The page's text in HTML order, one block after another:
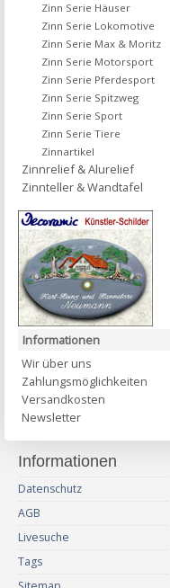
Zinn Serie Häuser
Zinn Serie Lokomotive
Zinn Serie Max & Moritz
Zinn Serie Motorsport
Zinn Serie Pferdesport
Zinn Serie Spitzweg
Zinn Serie Sport
Zinn Serie Tiere
Zinnartikel
Zinnrelief & Alurelief
Zinnteller & Wandtafel
Informationen
Wir über uns
Zahlungsmöglichkeiten
Versandkosten
Newsletter
Informationen
Datenschutz
AGB
Livesuche
Tags